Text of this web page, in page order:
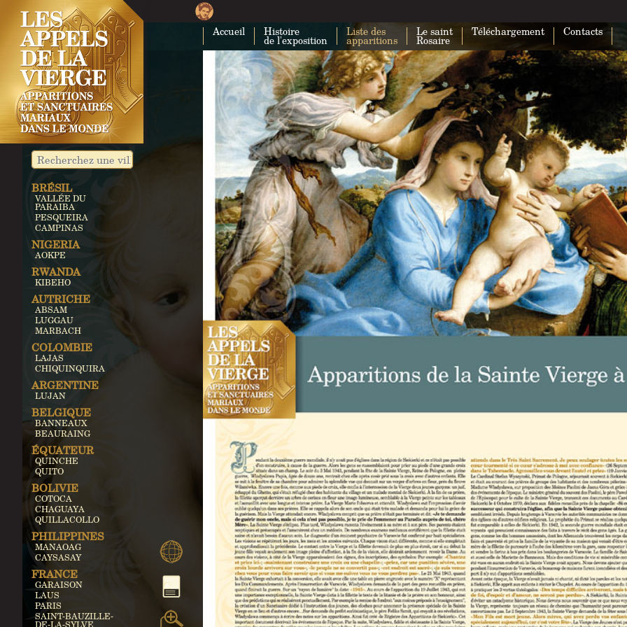
Accueil Histoire
de l'exposition
Liste des
apparitions
Le saint
Rosaire
Téléchargement Contacts
Impossible de charger Google Maps
correctement sur cette page.
Ce site Web vous appartient ?
BRÉSIL
VALLÉE DU
PARAIBA
PESQUEIRA
CAMPINAS
NIGERIA
AOKPE
RWANDA
KIBEHO
AUTRICHE
ABSAM
LUGGAU
MARBACH
COLOMBIE
LAJAS
CHIQUINQUIRA
ARGENTINE
LUJAN
BELGIQUE
BANNEAUX
BEAURAING
ÉQUATEUR
QUINCHE
QUITO
BOLIVIE
COTOCA
CHAGUAYA
QUILLACOLLO
PHILIPPINES
MANAOAG
CAYSASAY
FRANCE
GARAISON
LAUS
PARIS
SAINT-BAUZILLE-
DE-LA-SYLVE